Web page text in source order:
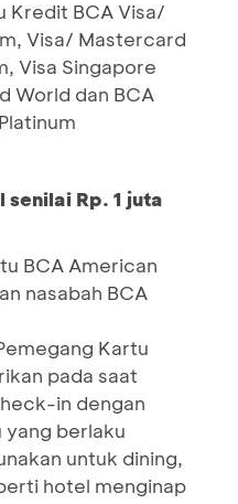
Kredit BCA Visa/
Visa/ Mastercard
Visa Singapore
World dan BCA
senilai Rp. 1 juta
BCA American
nasabah BCA
Kartu
pada saat
in dengan
berlaku
untuk dining,
hotel menginap